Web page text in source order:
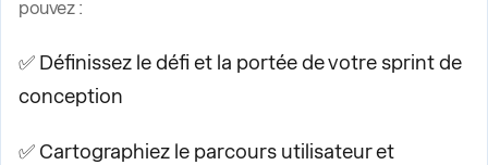
pouvez :
✅ Définissez le défi et la portée de votre sprint de
conception
✅ Cartographiez le parcours utilisateur et